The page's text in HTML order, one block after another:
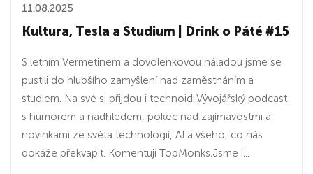
11.08.2025
Kultura, Tesla a Studium | Drink o Páté #15
S letním Vermetinem a dovolenkovou náladou jsme se
pustili do hlubšího zamyšlení nad zaměstnáním a
studiem. Na své si přijdou i technoidi.Vývojářský podcast
s humorem a nadhledem, pokec nad zajímavostmi a
novinkami ze světa technologií, AI a všeho, co nás
dokáže překvapit. Komentují TopMonks.Jsme i...